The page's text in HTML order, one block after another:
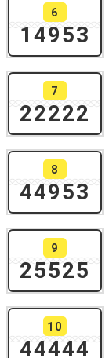
6
14953
7
22222
8
44953
9
25525
10
44444